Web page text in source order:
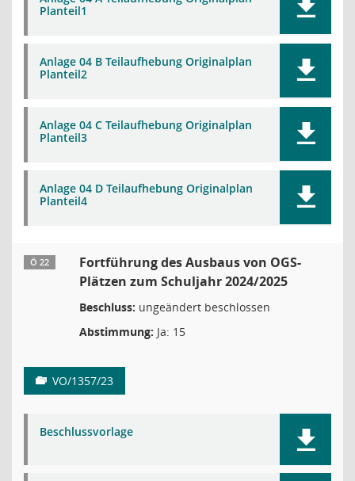
Planteil1
Anlage 04 B Teilaufhebung Originalplan
Planteil2
Anlage 04 C Teilaufhebung Originalplan
Planteil3
Anlage 04 D Teilaufhebung Originalplan
Planteil4
Ö 22
Fortführung des Ausbaus von OGS-
Plätzen zum Schuljahr 2024/2025
Beschluss: ungeändert beschlossen
Abstimmung: Ja: 15
VO/1357/23
Beschlussvorlage